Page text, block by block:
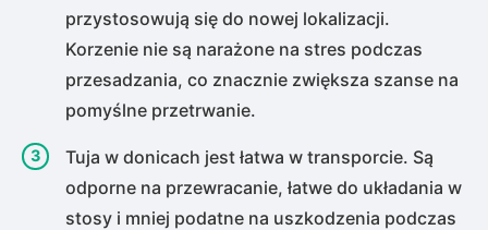
przystosowują się do nowej lokalizacji.
Korzenie nie są narażone na stres podczas
przesadzania, co znacznie zwiększa szanse na
pomyślne przetrwanie.
Tuja w donicach jest łatwa w transporcie. Są
odporne na przewracanie, łatwe do układania w
stosy i mniej podatne na uszkodzenia podczas